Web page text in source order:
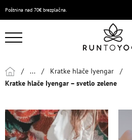
Poštnina nad 70€ brezplačna.
/ ... / Kratke hlače Iyengar
/
Kratke hlače Iyengar – svetlo zelene